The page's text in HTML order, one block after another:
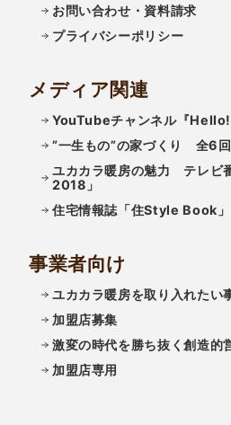
お問い合わせ・資料請求
プライバシーポリシー
メディア関連
YouTubeチャンネル『Hello!
”一生もの”の家づくり 全6
ユカカラ暖房の魅力 テレビ
2018」
住宅情報誌「住Style Book」
事業者向け
ユカカラ暖房を取り入れたい
加盟店募集
激変の時代を勝ち抜く創造的
加盟店専用